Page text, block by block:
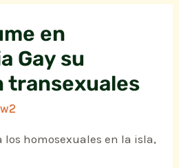
en
Gay su
transexuales
los homosexuales en la isla,